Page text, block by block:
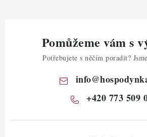
Pomůžeme vám s
Potřebujete s něčím poradit?
info@
+420 773 509